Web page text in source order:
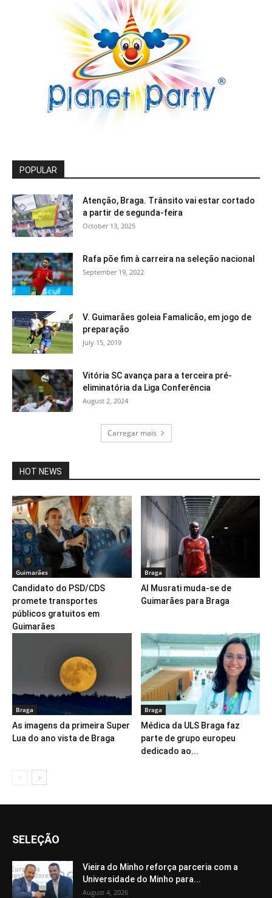
POPULAR
Atenção, Braga. Trânsito vai estar cortado
a partir de segunda-feira
October 13, 2025
Rafa põe fim à carreira na seleção nacional
September 19, 2022
V. Guimarães goleia Famalicão, em jogo de
preparação
July 15, 2019
Vitória SC avança para a terceira pré-
eliminatória da Liga Conferência
August 2, 2024
Carregar mais
HOT NEWS
Guimarães
Candidato do PSD/CDS
promete transportes
públicos gratuitos em
Guimarães
Braga
Al Musrati muda-se de
Guimarães para Braga
Braga
As imagens da primeira Super
Lua do ano vista de Braga
Braga
Médica da ULS Braga faz
parte de grupo europeu
dedicado ao...
SELEÇÃO
Vieira do Minho reforça parceria com a
Universidade do Minho para...
August 4, 2026